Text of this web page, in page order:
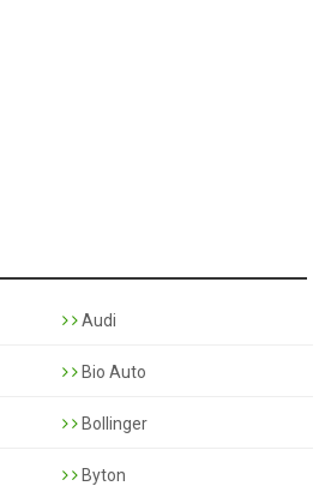
Audi
Bio Auto
Bollinger
Byton